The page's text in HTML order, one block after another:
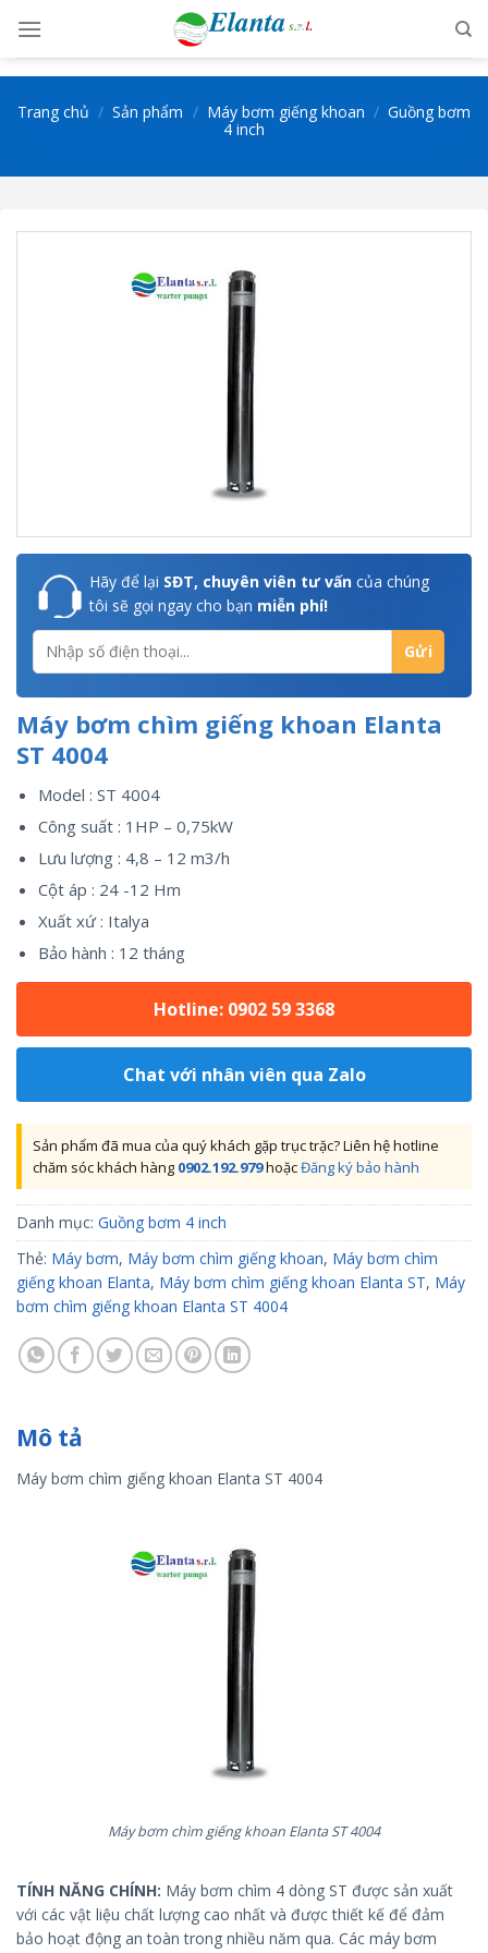
content
Trang chủ / Sản phẩm / Máy bơm giếng khoan / Guồng bơm
4 inch
Hãy để lại SĐT, chuyên viên tư vấn của chúng
tôi sẽ gọi ngay cho bạn miễn phí!
Máy bơm chìm giếng khoan Elanta
ST 4004
Model : ST 4004
Công suất : 1HP – 0,75kW
Lưu lượng : 4,8 – 12 m3/h
Cột áp : 24 -12 Hm
Xuất xứ : Italya
Bảo hành : 12 tháng
Hotline: 0902 59 3368
Chat với nhân viên qua Zalo
Sản phẩm đã mua của quý khách gặp trục trặc? Liên hệ hotline
chăm sóc khách hàng 0902.192.979hoặcĐăng ký bảo hành
Danh mục: Guồng bơm 4 inch
Thẻ: Máy bơm, Máy bơm chìm giếng khoan, Máy bơm chìm
giếng khoan Elanta, Máy bơm chìm giếng khoan Elanta ST, Máy
bơm chìm giếng khoan Elanta ST 4004
Mô tả
Máy bơm chìm giếng khoan Elanta ST 4004
Máy bơm chìm giếng khoan Elanta ST 4004
TÍNH NĂNG CHÍNH: Máy bơm chìm 4 dòng ST được sản xuất
với các vật liệu chất lượng cao nhất và được thiết kế để đảm
bảo hoạt động an toàn trong nhiều năm qua. Các máy bơm